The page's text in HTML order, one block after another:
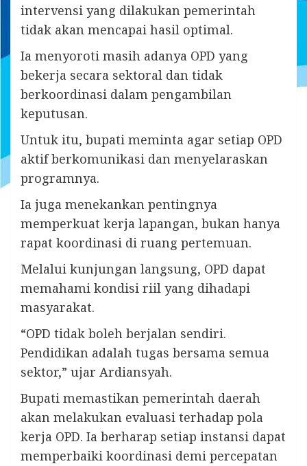
intervensi yang dilakukan pemerintah
tidak akan mencapai hasil optimal.
Ia menyoroti masih adanya OPD yang
bekerja secara sektoral dan tidak
berkoordinasi dalam pengambilan
keputusan.
Untuk itu, bupati meminta agar setiap OPD
aktif berkomunikasi dan menyelaraskan
programnya.
Ia juga menekankan pentingnya
memperkuat kerja lapangan, bukan hanya
rapat koordinasi di ruang pertemuan.
Melalui kunjungan langsung, OPD dapat
memahami kondisi riil yang dihadapi
masyarakat.
“OPD tidak boleh berjalan sendiri.
Pendidikan adalah tugas bersama semua
sektor,” ujar Ardiansyah.
Bupati memastikan pemerintah daerah
akan melakukan evaluasi terhadap pola
kerja OPD. Ia berharap setiap instansi dapat
memperbaiki koordinasi demi percepatan